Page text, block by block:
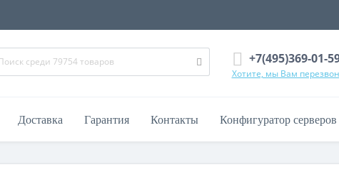
+7(495)369-01-
Хотите, мы Вам
Доставка Гарантия Контакты Конфигуратор серверов